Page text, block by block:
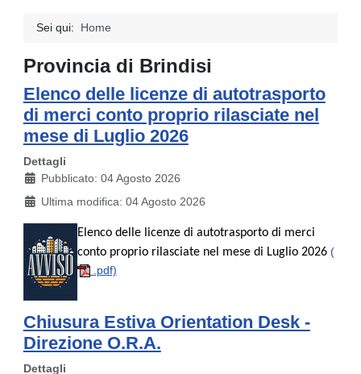
Sei qui: Home
Provincia di Brindisi
Elenco delle licenze di autotrasporto
di merci conto proprio rilasciate nel
mese di Luglio 2026
Dettagli
Pubblicato: 04 Agosto 2026
Ultima modifica: 04 Agosto 2026
Elenco delle licenze di autotrasporto di merci
conto proprio rilasciate nel mese di Luglio 2026 (
.pdf)
Chiusura Estiva Orientation Desk -
Direzione O.R.A.
Dettagli